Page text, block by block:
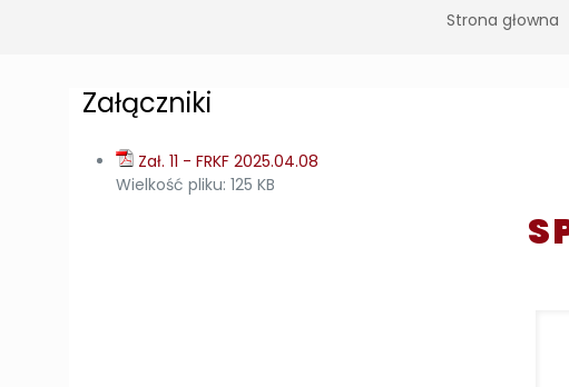
Strona głowna
Załączniki
Zał. 11 - FRKF 2025.04.08
Wielkość pliku: 125 KB